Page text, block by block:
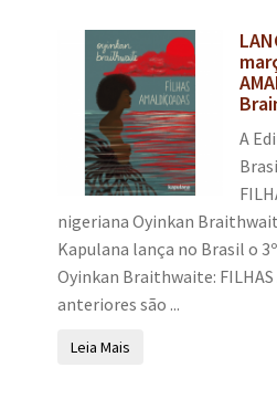
A
nigeriana Oyinkan
Kapulana lança no Brasil o
Oyinkan Braithwaite: FILHAS
anteriores são ...
Leia Mais